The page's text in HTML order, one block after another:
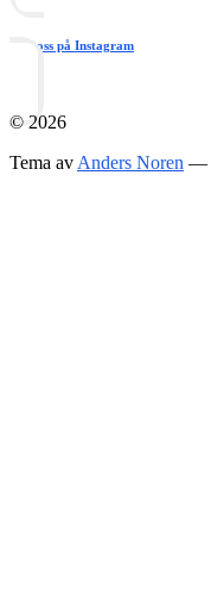
Följ oss på Instagram
© 2026
Tema av Anders Noren —